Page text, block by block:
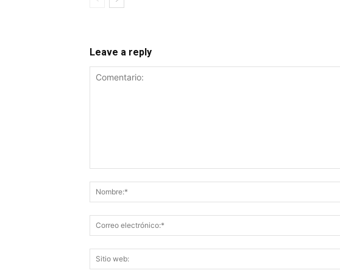
Leave a reply